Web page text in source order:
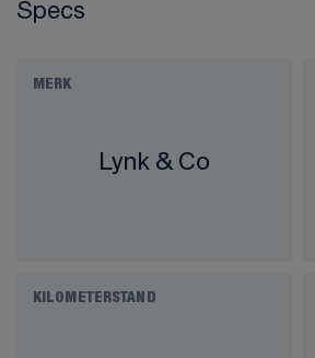
Specs
MERK
Lynk & Co
KILOMETERSTAND